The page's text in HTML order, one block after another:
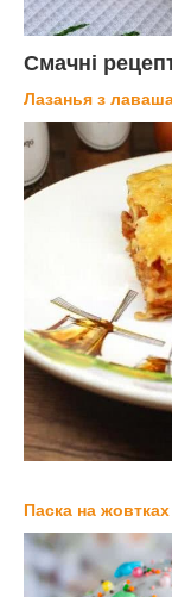
Смачні
Лазанья з
Паска на жовтках